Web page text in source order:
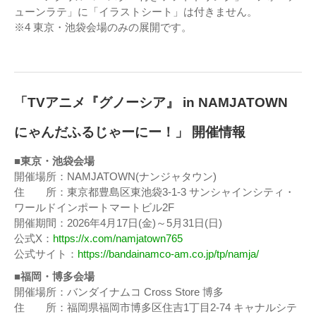
ューンラテ」に「イラストシート」は付きません。
※4 東京・池袋会場のみの展開です。
「TVアニメ『グノーシア』 in NAMJATOWN
にゃんだふるじゃーにー！」 開催情報
■東京・池袋会場
開催場所：NAMJATOWN(ナンジャタウン)
住 所：東京都豊島区東池袋3-1-3 サンシャインシティ・
ワールドインポートマートビル2F
開催期間：2026年4月17日(金)～5月31日(日)
公式X： https://x.com/namjatown765
公式サイト： https://bandainamco-am.co.jp/tp/namja/
■福岡・博多会場
開催場所：バンダイナムコ Cross Store 博多
住 所：福岡県福岡市博多区住吉1丁目2-74 キャナルシテ